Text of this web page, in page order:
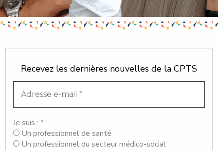
Recevez les dernières nouvelles de la CPTS
Je suis : *
Un professionnel de santé
Un professionnel du secteur médico-social